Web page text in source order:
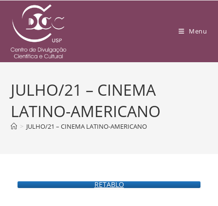
Menu
JULHO/21 – CINEMA
LATINO-AMERICANO
> JULHO/21 – CINEMA LATINO-AMERICANO
RETABLO